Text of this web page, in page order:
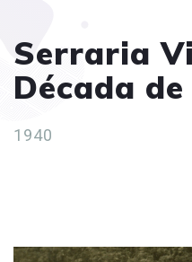
Serraria
Década
1940